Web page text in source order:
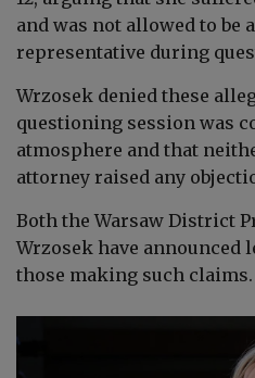
and was not allowed to be
representative during
Wrzosek denied these
questioning session was
atmosphere and that
attorney raised any
Both theWarsaw District
Wrzosek have announced
those making such claims.